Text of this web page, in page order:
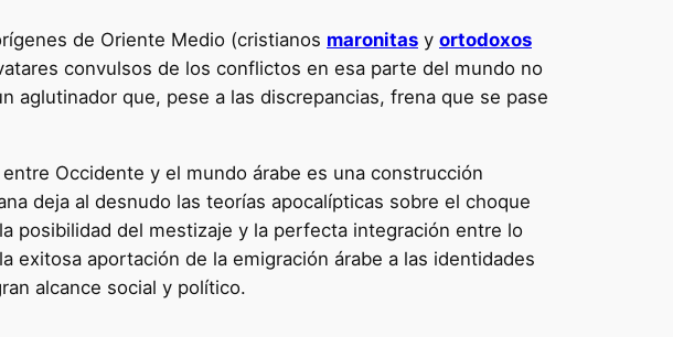
de Oriente Medio (cristianos maronitas y ortodoxos
convulsos de los conflictos en esa parte del mundo no
aglutinador que, pese a las discrepancias, frena que se pase
Occidente y el mundo árabe es una construcción
deja al desnudo las teorías apocalípticas sobre el choque
posibilidad del mestizaje y la perfecta integración entre lo
aportación de la emigración árabe a las identidades
alcance social y político.